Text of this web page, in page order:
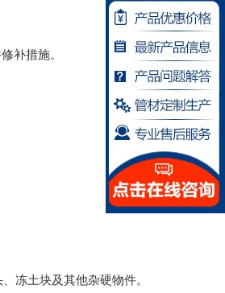
补措施。
冻土块及其他杂硬物件。